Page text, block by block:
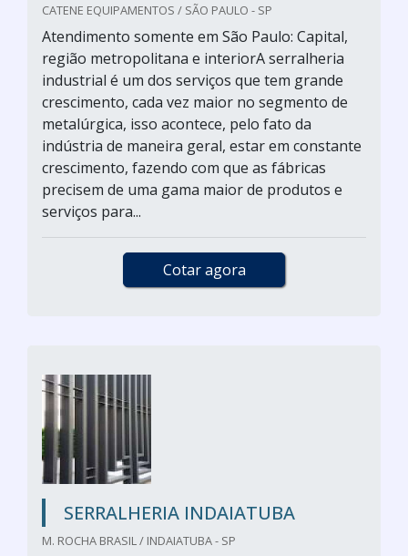
CATENE EQUIPAMENTOS / SÃO PAULO - SP
Atendimento somente em São Paulo: Capital,
região metropolitana e interiorA serralheria
industrial é um dos serviços que tem grande
crescimento, cada vez maior no segmento de
metalúrgica, isso acontece, pelo fato da
indústria de maneira geral, estar em constante
crescimento, fazendo com que as fábricas
precisem de uma gama maior de produtos e
serviços para...
Cotar agora
SERRALHERIA INDAIATUBA
M. ROCHA BRASIL / INDAIATUBA - SP